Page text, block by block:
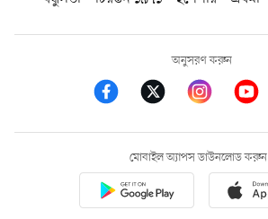
অনুসরণ করুন
মোবাইল অ্যাপস ডাউনলোড করুন